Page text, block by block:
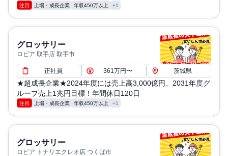
注目 上場・成長企業 年収450万以上 +1
グロッサリー
ロピア 取手店 取手市
正社員 361万円〜 茨城県
★超成長企業★2024年度には売上高3,000億円、2031年度グ
ループ売上1兆円目標！年間休日120日
注目 上場・成長企業 年収450万以上 +1
グロッサリー
ロピア トナリエクレオ店 つくば市